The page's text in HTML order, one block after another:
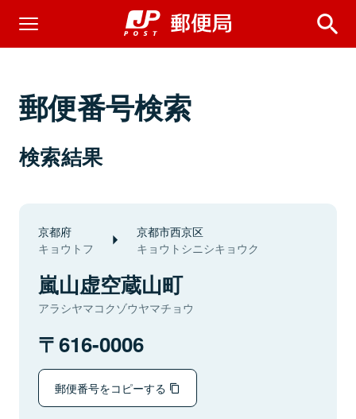
郵便番号検索
検索結果
京都府
キョウトフ
京都市西京区
キョウトシニシキョウク
嵐山虚空蔵山町
アラシヤマコクゾウヤマチョウ
616-0006
郵便番号をコピーする